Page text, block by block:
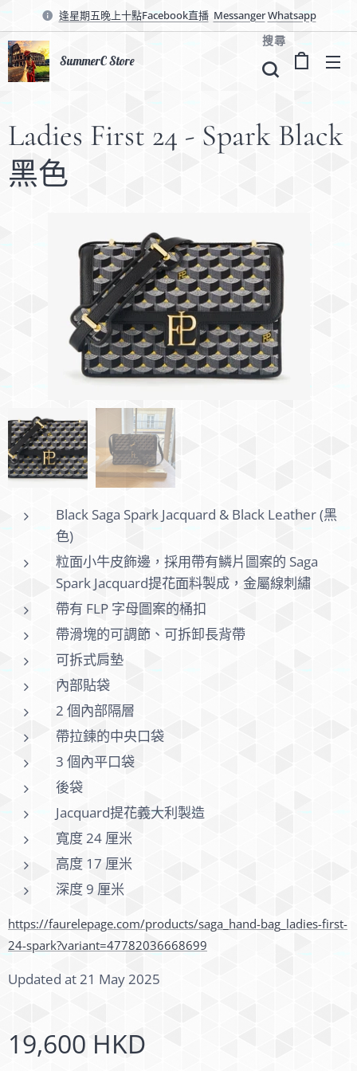
逢星期五晚上十點Facebook直播 MessangerWhatsapp
SummerC Store
搜尋
Ladies First 24 - Spark Black
黑色
Black Saga Spark Jacquard & Black Leather (黑
色)
粒面小牛皮飾邊，採用帶有鱗片圖案的 Saga
Spark Jacquard提花面料製成，金屬線刺繡
帶有 FLP 字母圖案的桶扣
帶滑塊的可調節、可拆卸長背帶
可拆式肩墊
內部貼袋
2 個內部隔層
帶拉鍊的中央口袋
3 個內平口袋
後袋
Jacquard提花義大利製造
寬度 24 厘米
高度 17 厘米
深度 9 厘米
https://faurelepage.com/products/saga_hand-bag_ladies-first-
24-spark?variant=47782036668699
Updated at 21 May 2025
19,600 HKD